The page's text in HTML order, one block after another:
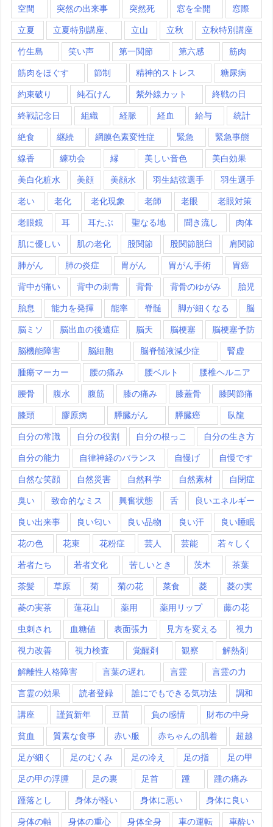
空間 突然の出来事 突然死 窓を全開 窓際
立夏 立夏特別講座、 立山 立秋 立秋特別講座
竹生島 笑い声 第一関節 第六感 筋肉
筋肉をほぐす 節制 精神的ストレス 糖尿病
約束破り 純石けん 紫外線カット 終戦の日
終戦記念日 組織 経脈 経血 給与 統計
絶食 継続 網膜色素変性症 緊急 緊急事態
線香 練功会 縁 美しい音色 美白効果
美白化粧水 美顔 美顔水 羽生結弦選手 羽生選手
老い 老化 老化現象 老師 老眼 老眼対策
老眼鏡 耳 耳たぶ 聖なる地 聞き流し 肉体
肌に優しい 肌の老化 股関節 股関節脱臼 肩関節
肺がん 肺の炎症 胃がん 胃がん手術 胃癌
背中が痛い 背中の刺青 背骨 背骨のゆがみ 胎児
胎息 能力を発揮 能率 脊髄 脚が細くなる 脳
脳ミソ 脳出血の後遺症 脳天 脳梗塞 脳梗塞予防
脳機能障害 脳細胞 脳脊髄液減少症 腎虚
腫瘍マーカー 腰の痛み 腰ベルト 腰椎ヘルニア
腰骨 腹水 腹筋 膝の痛み 膝蓋骨 膝関節痛
膝頭 膠原病 膵臓がん 膵臓癌 臥龍
自分の常識 自分の役割 自分の根っこ 自分の生き方
自分の能力 自律神経のバランス 自慢げ 自慢です
自然な笑顔 自然災害 自然科学 自然素材 自閉症
臭い 致命的なミス 興奮状態 舌 良いエネルギー
良い出来事 良い匂い 良い品物 良い汗 良い睡眠
花の色 花束 花粉症 芸人 芸能 若々しく
若者たち 若者文化 苦しいとき 茨木 茶葉
茶髪 草原 菊 菊の花 菜食 菱 菱の実
菱の実茶 蓮花山 薬用 薬用リップ 藤の花
虫刺され 血糖値 表面張力 見方を変える 視力
視力改善 視力検査 覚醒剤 観察 解熱剤
解離性人格障害 言葉の遅れ 言霊 言霊の力
言霊の効果 読者登録 誰にでもできる気功法 調和
講座 謹賀新年 豆苗 負の感情 財布の中身
貧血 質素な食事 赤い服 赤ちゃんの肌着 超越
足が細く 足のむくみ 足の冷え 足の指 足の甲
足の甲の浮腫 足の裏 足首 踵 踵の痛み
踵落とし 身体が軽い 身体に悪い 身体に良い
身体の軸 身体の重心 身体全身 車の運転 車酔い